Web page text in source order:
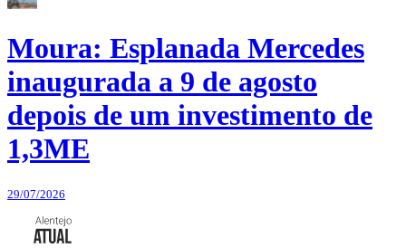
Moura: Esplanada Mercedes
inaugurada a 9 de agosto
depois de um investimento de
1,3ME
29/07/2026